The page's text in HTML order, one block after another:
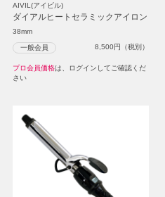
AIVIL(アイビル)
ダイアルヒートセラミックアイロン
38mm
一般会員 8,500円（税別）
プロ会員価格は、ログインしてご確認くだ
さい